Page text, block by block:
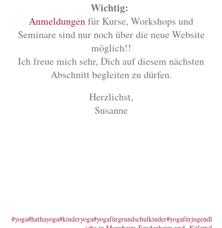
Wichtig:
Anmeldungenfür Kurse, Workshops und
Seminare sind nur noch über die neue Website
möglich!!
Ich freue mich sehr, Dich auf diesem nächsten
Abschnitt begleiten zu dürfen.
Herzlichst,
Susanne
#yoga#hathayoga#kinderyoga#yogafürgrundschulkinder#yogafürjugendl